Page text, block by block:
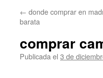
contenido
← donde comprar en
barata
comprar
Publicada el 3 de